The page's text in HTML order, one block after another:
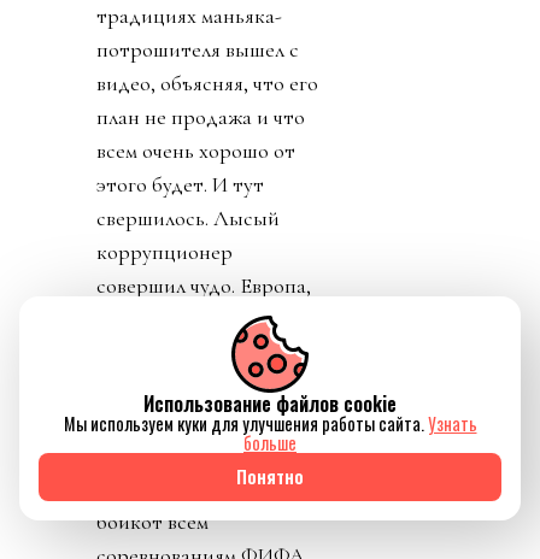
традициях маньяка-
потрошителя вышел с
видео, объясняя, что его
план не продажа и что
всем очень хорошо от
этого будет. И тут
свершилось. Лысый
коррупционер
совершил чудо. Европа,
договориться какие
дырочки в розетках
должны быть,
объединилась. Все 55
стран УЕФА объявили
бойкот всем
Использование файлов cookie
Мы используем куки для улучшения работы сайта.Узнать
больше
Понятно